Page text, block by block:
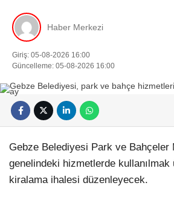
Haber Merkezi
Giriş: 05-08-2026 16:00
Güncelleme: 05-08-2026 16:00
Gebze Belediyesi Park ve Bahçeler
genelindeki hizmetlerde
kiralama ihalesi düzenleyecek.